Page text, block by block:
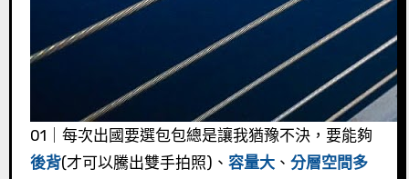
01｜每次出國要選包包總是讓我猶豫不決，要能夠
後背(才可以騰出雙手拍照)、 容量大、 分層空間多